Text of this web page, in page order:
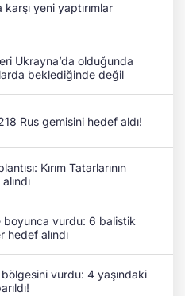
yeni yaptırımlar
Ukrayna’da olduğunda
beklediğinde değil
Rus gemisini hedef aldı!
Kırım Tatarlarının
boyunca vurdu: 6 balistik
hedef alındı
bölgesini vurdu: 4 yaşındaki